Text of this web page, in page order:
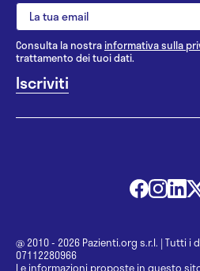
Consulta la nostrainformativa sulla
trattamento dei tuoi dati.
@ 2010 - 2026 Pazienti.org s.r.l. | Tutti i
07112280966
Le informazioni proposte in questo